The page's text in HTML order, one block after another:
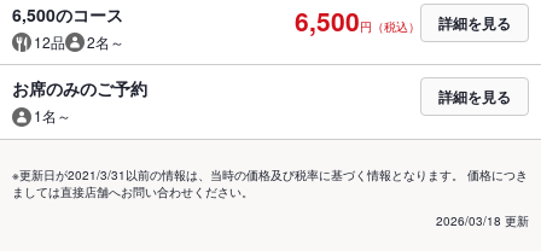
6,500のコース
12品 2名～
6,500円（税込） 詳細を見る
お席のみのご予約
1名～
詳細を見る
※更新日が2021/3/31以前の情報は、当時の価格及び税率に基づく情報となります。 価格につき
ましては直接店舗へお問い合わせください。
2026/03/18 更新